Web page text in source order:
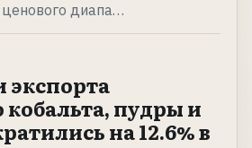
диапа…
экспорта
кобальта, пудры и
на 12.6% в